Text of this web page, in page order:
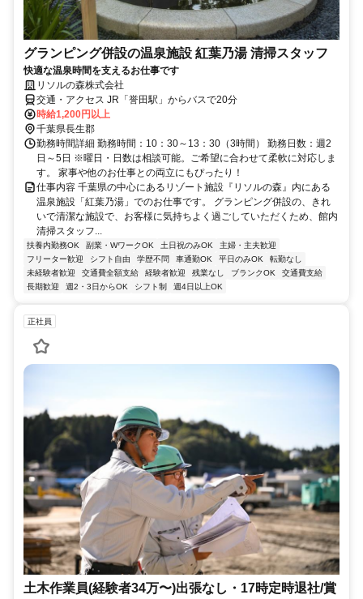
グランピング併設の温泉施設 紅葉乃湯 清掃スタッフ
快適な温泉時間を支えるお仕事です
リソルの森株式会社
交通・アクセス JR「誉田駅」からバスで20分
時給1,200円以上
千葉県長生郡
勤務時間詳細 勤務時間：10：30～13：30（3時間） 勤務日数：週2
日～5日 ※曜日・日数は相談可能。ご希望に合わせて柔軟に対応しま
す。 家事や他のお仕事との両立にもぴったり！
仕事内容 千葉県の中心にあるリゾート施設『リソルの森』内にある
温泉施設「紅葉乃湯」でのお仕事です。 グランピング併設の、きれ
いで清潔な施設で、お客様に気持ちよく過ごしていただくため、館内
清掃スタッフ...
扶養内勤務OK 副業・WワークOK 土日祝のみOK
主婦・主夫歓迎
フリーター歓迎
シフト自由 学歴不問 車通勤OK 平日のみOK
転勤なし
未経験者歓迎
交通費全額支給 経験者歓迎 残業なし ブランクOK
交通費支給
長期歓迎
週2・3日からOK シフト制 週4日以上OK
正社員
土木作業員(経験者34万〜)出張なし・17時定時退社/賞